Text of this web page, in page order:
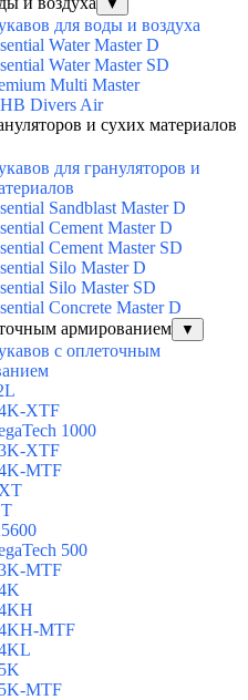
▼
для воды и воздуха
Water Master D
Water Master SD
Multi Master
Divers Air
и сухих материалов
для грануляторов и
Sandblast Master D
Cement Master D
Cement Master SD
Silo Master D
Silo Master SD
Concrete Master D
армированием
▼
с оплеточным
XTF
1000
XTF
MTF
500
MTF
MTF
MTF